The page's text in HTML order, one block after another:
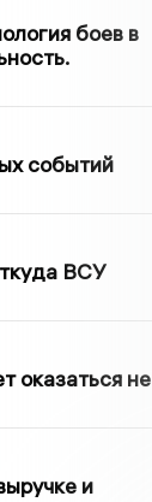
боев в
событий
ВСУ
оказаться не
и